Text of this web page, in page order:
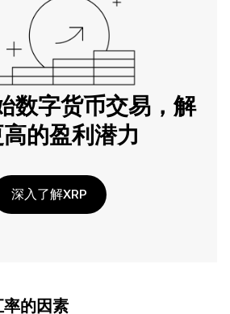
数字货币交易，解
的盈利潜力
深入了解XRP
率的因素